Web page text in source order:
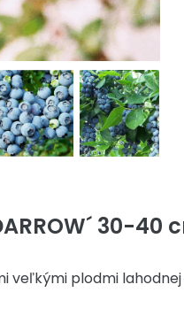
30-40
veľkými plodmi lahodnej